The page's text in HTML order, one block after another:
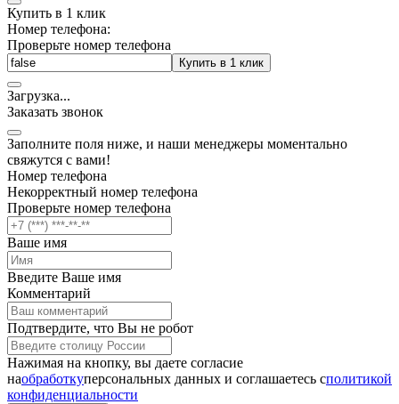
Купить в 1 клик
Номер телефона:
Проверьте номер телефона
Купить в 1 клик
Загрузка...
Заказать звонок
Заполните поля ниже, и наши менеджеры моментально
свяжутся с вами!
Номер телефона
Некорректный номер телефона
Проверьте номер телефона
Ваше имя
Введите Ваше имя
Комментарий
Подтвердите, что Вы не робот
Нажимая на кнопку, вы даете согласие
наобработкуперсональных данных и соглашаетесь cполитикой
конфиденциальности